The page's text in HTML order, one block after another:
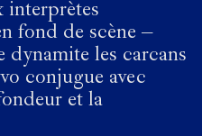
interprètes
fond de scène –
dynamite les carcans
conjugue avec
et la